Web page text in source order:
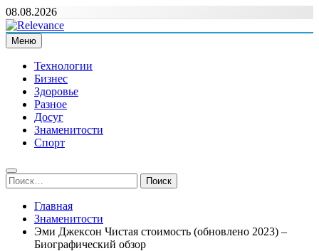
Перейти
к
содержимому
08.08.2026
Relevance
Релевантні новини — саме те, що вам потрібно
Меню
Технологии
Бизнес
Здоровье
Разное
Досуг
Знаменитости
Спорт
Найти:
Главная
Знаменитости
Эми Джексон Чистая стоимость (обновлено 2023) –
Биографический обзор